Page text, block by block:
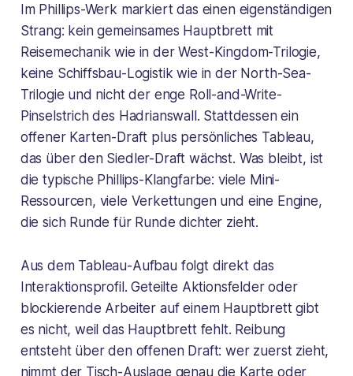
Im Phillips-Werk markiert das einen eigenständigen
Strang: kein gemeinsames Hauptbrett mit
Reisemechanik wie in der West-Kingdom-Trilogie,
keine Schiffsbau-Logistik wie in der North-Sea-
Trilogie und nicht der enge Roll-and-Write-
Pinselstrich des Hadrianswall. Stattdessen ein
offener Karten-Draft plus persönliches Tableau,
das über den Siedler-Draft wächst. Was bleibt, ist
die typische Phillips-Klangfarbe: viele Mini-
Ressourcen, viele Verkettungen und eine Engine,
die sich Runde für Runde dichter zieht.
Aus dem Tableau-Aufbau folgt direkt das
Interaktionsprofil. Geteilte Aktionsfelder oder
blockierende Arbeiter auf einem Hauptbrett gibt
es nicht, weil das Hauptbrett fehlt. Reibung
entsteht über den offenen Draft: wer zuerst zieht,
nimmt der Tisch-Auslage genau die Karte oder